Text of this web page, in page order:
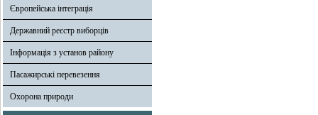
Європейська інтеграція
Державний реєстр виборців
Інформація з установ району
Пасажирські перевезення
Охорона природи